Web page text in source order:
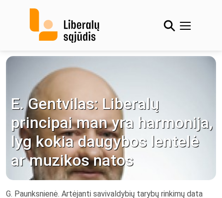
E. Gentvilas: Liberalų
principai man yra harmonija,
lyg kokia daugybos lentelė
ar muzikos natos
G. Paunksnienė. Artėjanti savivaldybių tarybų rinkimų data